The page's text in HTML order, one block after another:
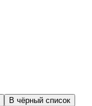
В чёрный список